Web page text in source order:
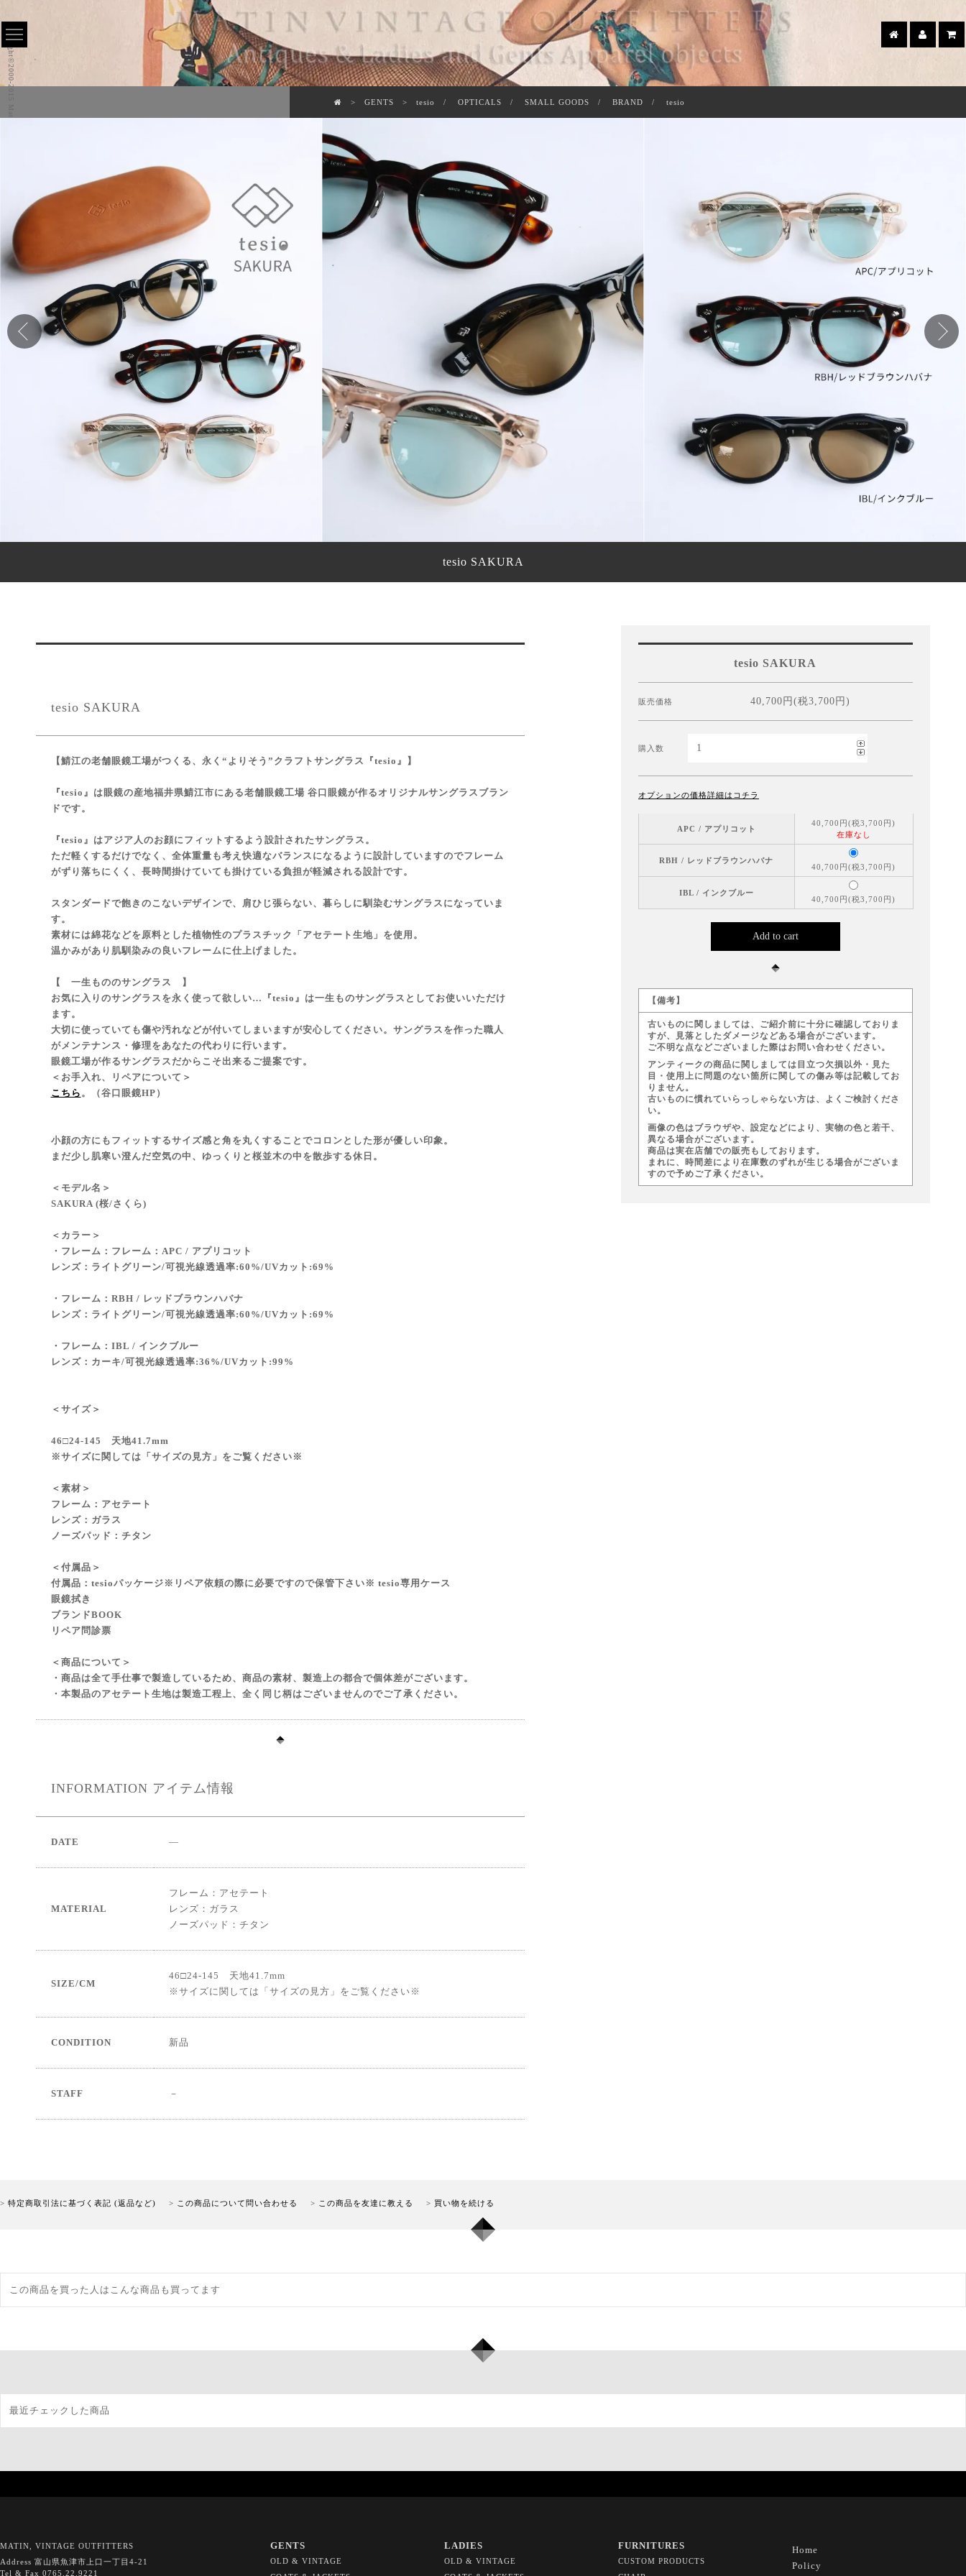
Copyright©2000-2015 Matin All Rights Reserved. GENTS tesio OPTICALS SMALL GOODS BRAND tesio
tesio SAKURA
tesio SAKURA
【鯖江の老舗眼鏡工場がつくる、永く“よりそう”クラフトサングラス『tesio』】
『tesio』は眼鏡の産地福井県鯖江市にある老舗眼鏡工場 谷口眼鏡が作るオリジナルサングラスブラン
ドです。
『tesio』はアジア人のお顔にフィットするよう設計されたサングラス。
ただ軽くするだけでなく、全体重量も考え快適なバランスになるように設計していますのでフレーム
がずり落ちにくく、長時間掛けていても掛けている負担が軽減される設計です。
スタンダードで飽きのこないデザインで、肩ひじ張らない、暮らしに馴染むサングラスになっていま
す。
素材には綿花などを原料とした植物性のプラスチック「アセテート生地」を使用。
温かみがあり肌馴染みの良いフレームに仕上げました。
【 一生もののサングラス 】
お気に入りのサングラスを永く使って欲しい…『tesio』は一生ものサングラスとしてお使いいただけ
ます。
大切に使っていても傷や汚れなどが付いてしまいますが安心してください。サングラスを作った職人
がメンテナンス・修理をあなたの代わりに行います。
眼鏡工場が作るサングラスだからこそ出来るご提案です。
＜お手入れ、リペアについて＞
こちら 。（谷口眼鏡HP）
小顔の方にもフィットするサイズ感と角を丸くすることでコロンとした形が優しい印象。
まだ少し肌寒い澄んだ空気の中、ゆっくりと桜並木の中を散歩する休日。
＜モデル名＞
SAKURA (桜/さくら)
＜カラー＞
・フレーム：フレーム：APC / アプリコット
レンズ：ライトグリーン/可視光線透過率:60%/UVカット:69%
・フレーム：RBH / レッドブラウンハバナ
レンズ：ライトグリーン/可視光線透過率:60%/UVカット:69%
・フレーム：IBL / インクブルー
レンズ：カーキ/可視光線透過率:36%/UVカット:99%
＜サイズ＞
46□24-145 天地41.7mm
※サイズに関しては「サイズの見方」をご覧ください※
＜素材＞
フレーム：アセテート
レンズ：ガラス
ノーズパッド：チタン
＜付属品＞
付属品：tesioパッケージ※リペア依頼の際に必要ですので保管下さい※ tesio専用ケース
眼鏡拭き
ブランドBOOK
リペア問診票
＜商品について＞
・商品は全て手仕事で製造しているため、商品の素材、製造上の都合で個体差がございます。
・本製品のアセテート生地は製造工程上、全く同じ柄はございませんのでご了承ください。
INFORMATION アイテム情報
DATE ―
MATERIAL
フレーム：アセテート
レンズ：ガラス
ノーズパッド：チタン
SIZE/CM
46□24-145 天地41.7mm
※サイズに関しては「サイズの見方」をご覧ください※
CONDITION 新品
STAFF －
tesio SAKURA
販売価格 40,700円(税3,700円)
購入数
オプションの価格詳細はコチラ
APC / アプリコット
40,700円(税3,700円)
在庫なし
RBH / レッドブラウンハバナ
40,700円(税3,700円)
IBL / インクブルー
40,700円(税3,700円)
【備考】
古いものに関しましては、ご紹介前に十分に確認しておりま
すが、見落としたダメージなどある場合がございます。
ご不明な点などございました際はお問い合わせください。
アンティークの商品に関しましては目立つ欠損以外・見た
目・使用上に問題のない箇所に関しての傷み等は記載してお
りません。
古いものに慣れていらっしゃらない方は、よくご検討くださ
い。
画像の色はブラウザや、設定などにより、実物の色と若干、
異なる場合がございます。
商品は実在店舗での販売もしております。
まれに、時間差により在庫数のずれが生じる場合がございま
すので予めご了承ください。
特定商取引法に基づく表記 (返品など) この商品について問い合わせる この商品を友達に教える 買い物を続ける
この商品を買った人はこんな商品も買ってます
最近チェックした商品
MATIN, VINTAGE OUTFITTERS
Address 富山県魚津市上口一丁目4-21
Tel & Fax 0765.22.9221
GENTS
OLD & VINTAGE
LADIES
OLD & VINTAGE
FURNITURES
CUSTOM PRODUCTS
Home
Policy